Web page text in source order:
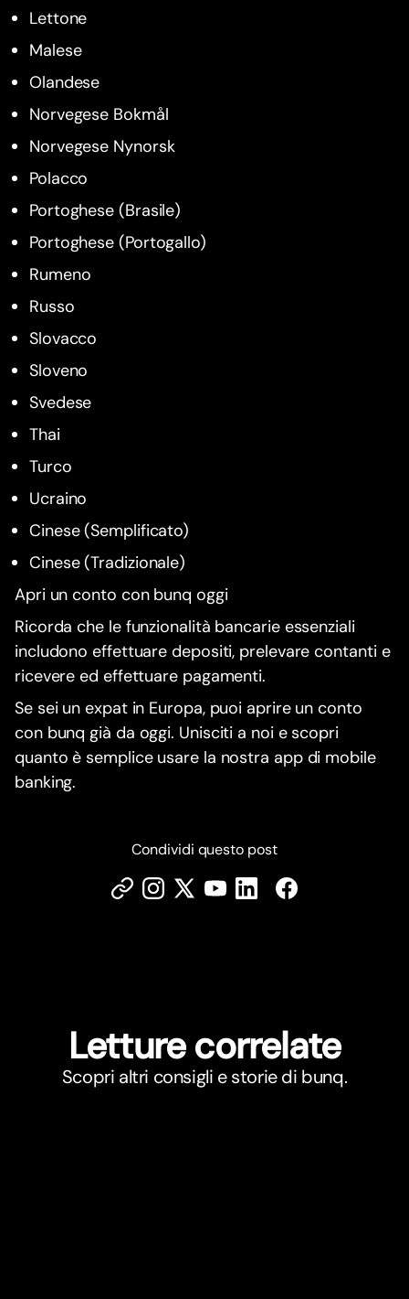
Lettone
Malese
Olandese
Norvegese Bokmål
Norvegese Nynorsk
Polacco
Portoghese (Brasile)
Portoghese (Portogallo)
Rumeno
Russo
Slovacco
Sloveno
Svedese
Thai
Turco
Ucraino
Cinese (Semplificato)
Cinese (Tradizionale)
Apri un conto con bunq oggi
Ricorda che le funzionalità bancarie essenziali
includono effettuare depositi, prelevare contanti e
ricevere ed effettuare pagamenti.
Se sei un expat in Europa, puoi aprire un conto
con bunq già da oggi. Unisciti a noi e scopri
quanto è semplice usare la nostra app di mobile
banking.
Condividi questo post
Letture correlate
Scopri altri consigli e storie di bunq.